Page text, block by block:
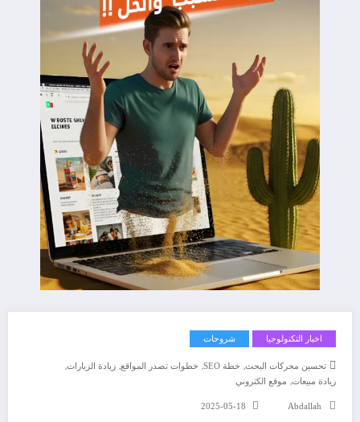
اخبار التكنولوجيا شروحات
تحسين محركات البحث, خطة SEO , خطوات تصدر المواقع, زيادة الزيارات,
زيادة مبيعات, موقع الكتروني
Abdallah
2025-05-18